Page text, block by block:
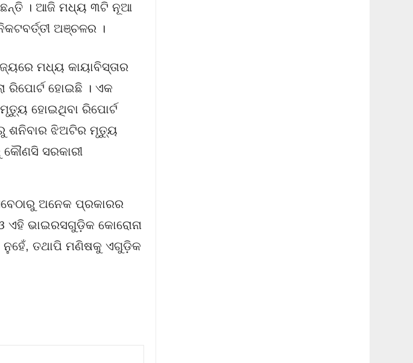
। ଆଜି ମଧ୍ୟ ୩ଟି ନୂଆ
ଅଞ୍ଚଳର ।
ମଧ୍ୟ କାୟାବିସ୍ତାର
ରିପୋର୍ଟ ହୋଇଛି । ଏକ
ହୋଇଥିବା ରିପୋର୍ଟ
ଶନିବାର ଝିଅଟିର ମୃତ୍ୟୁ
ସରକାରୀ
ଅନେକ ପ୍ରକାରର
ଏହି ଭାଇରସଗୁଡ଼ିକ କୋରୋନା
ତଥାପି ମଣିଷକୁ ଏଗୁଡ଼ିକ